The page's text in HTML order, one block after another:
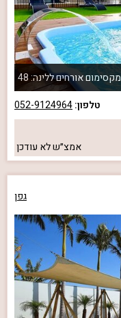
מקסימום אורחים ללינה: 48
טלפון:052-9124964
אמצ״שלא עודכן
גפן